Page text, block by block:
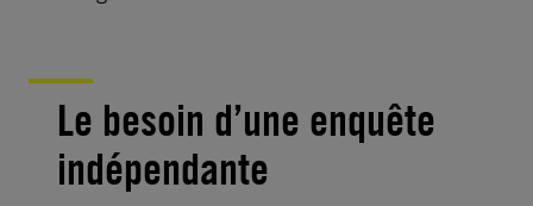
Le besoin d’une enquête
indépendante